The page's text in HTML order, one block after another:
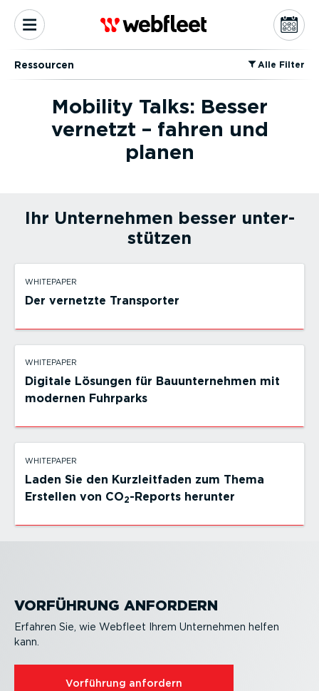
Ressourcen ⁠Alle Filter
Mobility Talks: Besser
vernetzt – fahren und
planen
Ihr Unternehmen besser unter­
stützen
WHITEPAPER
Der vernetzte Transporter
WHITEPAPER
Digitale Lösungen für Bauunternehmen mit
modernen Fuhrparks
WHITEPAPER
Laden Sie den Kurzleit­faden zum Thema
Erstellen von CO2-Reports herunter
VORFÜHRUNG ANFORDERN
Erfahren Sie, wie Webfleet Ihrem Unternehmen helfen
kann.
Vorführung anfordern